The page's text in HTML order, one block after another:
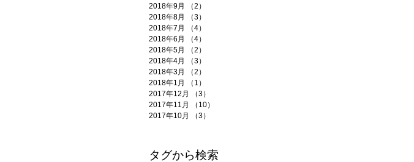
2018年9月
（2）
2018年8月
（3）
2018年7月
（4）
2018年6月
（4）
2018年5月
（2）
2018年4月
（3）
2018年3月
（2）
2018年1月
（1）
2017年12月
（3）
2017年11月
（10）
2017年10月
（3）
タグから検索